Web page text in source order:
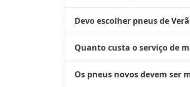
Devo escolher pneus de
Quanto custa o serviço de
Os pneus novos devem ser